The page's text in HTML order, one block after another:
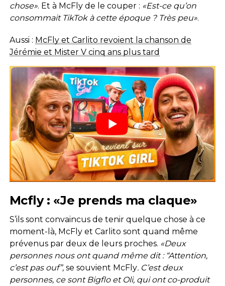
chose». Et à McFly de le couper : «Est-ce qu’on
consommait TikTok à cette époque ? Très peu».
Aussi : McFly et Carlito revoient la chanson de
Jérémie et Mister V cinq ans plus tard
Mcfly : «Je prends ma claque»
S’ils sont convaincus de tenir quelque chose à ce
moment-là, McFly et Carlito sont quand même
prévenus par deux de leurs proches. «Deux
personnes nous ont quand même dit : “Attention,
c’est pas ouf”,se souvient McFly. C’est deux
personnes, ce sont Bigflo et Oli, qui ont co-produit